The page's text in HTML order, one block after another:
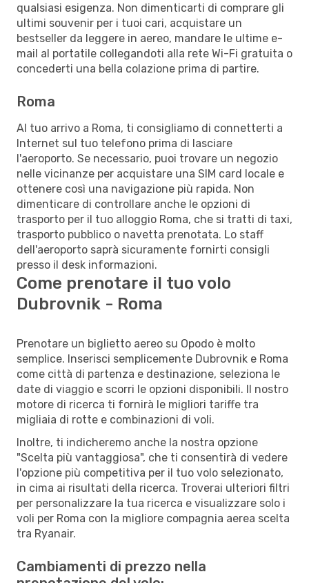
qualsiasi esigenza. Non dimenticarti di comprare gli
ultimi souvenir per i tuoi cari, acquistare un
bestseller da leggere in aereo, mandare le ultime e-
mail al portatile collegandoti alla rete Wi-Fi gratuita o
concederti una bella colazione prima di partire.
Roma
Al tuo arrivo a Roma, ti consigliamo di connetterti a
Internet sul tuo telefono prima di lasciare
l'aeroporto. Se necessario, puoi trovare un negozio
nelle vicinanze per acquistare una SIM card locale e
ottenere così una navigazione più rapida. Non
dimenticare di controllare anche le opzioni di
trasporto per il tuo alloggio Roma, che si tratti di taxi,
trasporto pubblico o navetta prenotata. Lo staff
dell'aeroporto saprà sicuramente fornirti consigli
presso il desk informazioni.
Come prenotare il tuo volo
Dubrovnik - Roma
Prenotare un biglietto aereo su Opodo è molto
semplice. Inserisci semplicemente Dubrovnik e Roma
come città di partenza e destinazione, seleziona le
date di viaggio e scorri le opzioni disponibili. Il nostro
motore di ricerca ti fornirà le migliori tariffe tra
migliaia di rotte e combinazioni di voli.
Inoltre, ti indicheremo anche la nostra opzione
"Scelta più vantaggiosa", che ti consentirà di vedere
l'opzione più competitiva per il tuo volo selezionato,
in cima ai risultati della ricerca. Troverai ulteriori filtri
per personalizzare la tua ricerca e visualizzare solo i
voli per Roma con la migliore compagnia aerea scelta
tra Ryanair.
Cambiamenti di prezzo nella